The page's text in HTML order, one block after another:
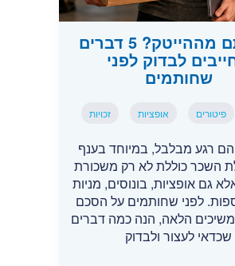
פוטרתם מההייטק? 5 דברים
לבדוק לפני
שחותמים
פיטורים אופציות זכויות
הם רגע מבלבל, במיוחד בענף
השכר כוללת לא רק משכורת
גם אופציות, בונוסים, מניות
לפני שחותמים על הסכם
הלאה, הנה כמה דברים
שכדאי לעצור ולבדוק